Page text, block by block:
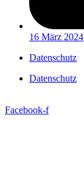
16 März 2024
Datenschutz
Datenschutz
Facebook-f